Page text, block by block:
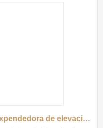
¿Cómo mejora la máquina expendedora de elevación la experiencia del usuario?